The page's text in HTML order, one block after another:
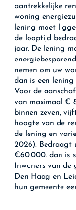
aantrekkelijke
woning
lening moet
de looptijd
jaar. De lening
nemen om uw
dan is een
Voor de
van maximaal €
binnen zeven,
hoogte van de
de lening en
2026). Bedraagt
€60.000, dan is
Inwoners van de
Den Haag en
hun gemeente